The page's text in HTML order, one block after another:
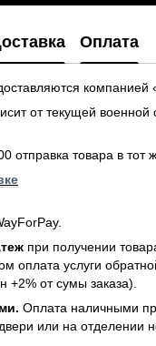
Оплата
компанией
от текущей военной
отправка товара в тот
при получении
оплата услуги
+2% от сумы заказа).
Оплата наличными
или на отделении